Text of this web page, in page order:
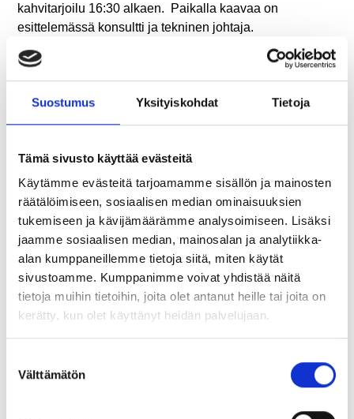
Suostumus Yksityiskohdat Tietoja
Tämä sivusto käyttää evästeitä
Käytämme evästeitä tarjoamamme sisällön ja mainosten
räätälöimiseen, sosiaalisen median ominaisuuksien
tukemiseen ja kävijämäärämme analysoimiseen. Lisäksi
jaamme sosiaalisen median, mainosalan ja analytiikka-
alan kumppaneillemme tietoja siitä, miten käytät
sivustoamme. Kumppanimme voivat yhdistää näitä
tietoja muihin tietoihin, joita olet antanut heille tai joita on
kerätty, kun olet käyttänyt heidän palvelujaan.
valinta
Välttämätön
kahvitarjoilu 16:30 alkaen. Paikalla kaavaa on
esittelemässä konsultti ja tekninen johtaja.
Kaavaehdotus on asetettu nähtäville. Maanomistajat,
osalliset ja ne henkilöt, joiden asumiseen, työntekoon tai
muihin oloihin kaava saattaa huomattavasti vaikuttaa,
Keskustie 30, 97700 Ranua tai sähköpostilla
otsikkokenttään merkintä ”Ranuanjärven osayleiskaava”.
Lisätietoa kaavasta:
ranua.fi/vireillaolevatkaavat/
Jaa artikkeli: